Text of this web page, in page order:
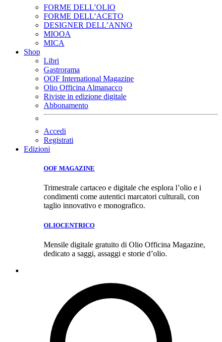
FORME DELL’OLIO
FORME DELL’ACETO
DESIGNER DELL’ANNO
MIOOA
MICA
Shop
Libri
Gastrorama
OOF International Magazine
Olio Officina Almanacco
Riviste in edizione digitale
Abbonamento
Accedi
Registrati
Edizioni
OOF MAGAZINE
Trimestrale cartaceo e digitale che esplora l’olio e i
condimenti come autentici marcatori culturali, con
taglio innovativo e monografico.
OLIOCENTRICO
Mensile digitale gratuito di Olio Officina Magazine,
dedicato a saggi, assaggi e storie d’olio.